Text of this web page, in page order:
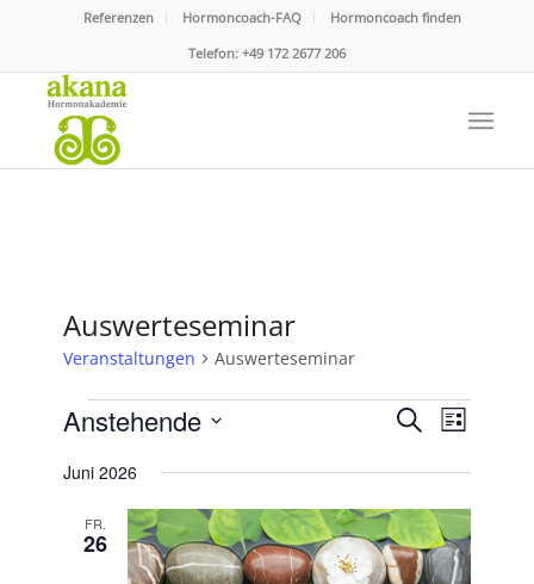
Referenzen Hormoncoach-FAQ
Hormoncoach finden
Telefon: +49 172 2677 206
Auswerteseminar
Veranstaltungen Auswerteseminar
Veranstaltungen
Ansichten,
Navigation
SucheListe
Anstehende
wählen.
Juni 2026
FR.
26